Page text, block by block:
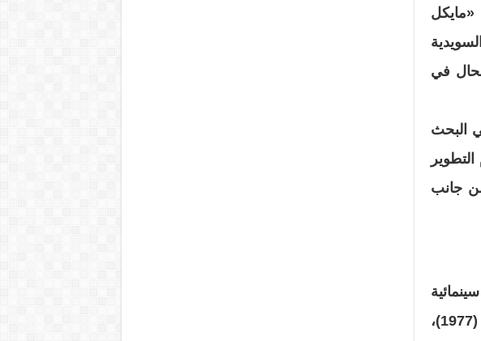
«مايكل
في
البحث
جانب
شملت جائزة مهرجان كان السينمائي لأفضل مخرج عن فيلم «المبارزون» (1977)،